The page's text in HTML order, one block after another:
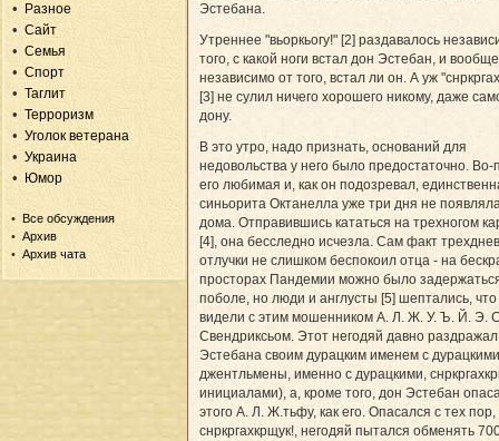
Разное
Сайт
Семья
Спорт
Таглит
Терроризм
Уголок ветерана
Украина
Юмор
Все обсуждения
Архив
Архив чата
Эстебана.
Утреннее "вьоркьогу!" [2] раздавалось
того, с какой ноги встал дон Эстебан, и вообще
независимо от того, встал ли он. А уж
[3] не сулил ничего хорошего никому, даже
дону.
В это утро, надо признать, оснований для
недовольства у него было предостаточно. Во-
его любимая и, как он подозревал,
синьорита Октанелла уже три дня не
дома. Отправившись кататься на трехногом
[4], она бесследно исчезла. Сам факт
отлучки не слишком беспокоил отца - на
просторах Пандемии можно было
поболе, но люди и англусты [5] шептались,
видели с этим мошенником А. Л. Ж. У. Ъ. Й. Э.
Свендриксьом. Этот негодяй давно
Эстебана своим дурацким именем с
джентльмены, именно с дурацкими,
инициалами), а, кроме того, дон Эстебан
этого А. Л. Ж.тьфу, как его. Опасался с тех пор,
снркргахкрщук!, негодяй пытался обменять